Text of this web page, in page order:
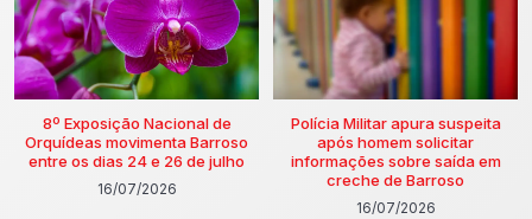
8º Exposição Nacional de
Orquídeas movimenta Barroso
entre os dias 24 e 26 de julho
16/07/2026
Polícia Militar apura suspeita
após homem solicitar
informações sobre saída em
creche de Barroso
16/07/2026